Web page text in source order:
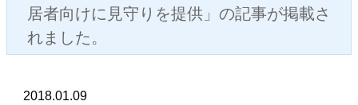
居者向けに見守りを提供」の記事が掲載さ
れました。
2018.01.09